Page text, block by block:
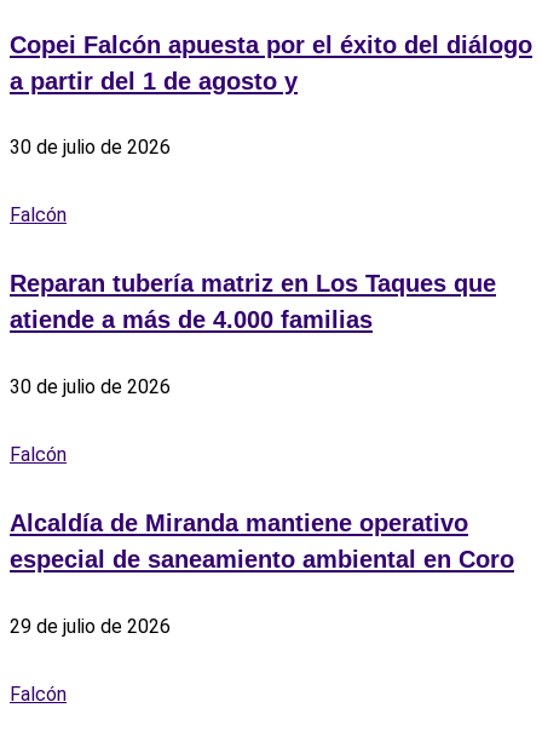
Copei Falcón apuesta por el éxito del diálogo
a partir del 1 de agosto y
30 de julio de 2026
Falcón
Reparan tubería matriz en Los Taques que
atiende a más de 4.000 familias
30 de julio de 2026
Falcón
Alcaldía de Miranda mantiene operativo
especial de saneamiento ambiental en Coro
29 de julio de 2026
Falcón